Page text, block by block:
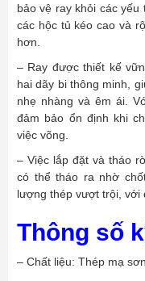
bảo vệ ray khỏi các
các hộc tủ kéo cao và
hơn.
– Ray được thiết kế
hai dãy bi thông minh,
nhẹ nhàng và êm ái.
đảm bảo ổn định khi
việc võng.
– Việc lắp đặt và tháo
có thể tháo ra nhờ
lượng thép vượt trội, với
Thông số
– Chất liệu: Thép mạ